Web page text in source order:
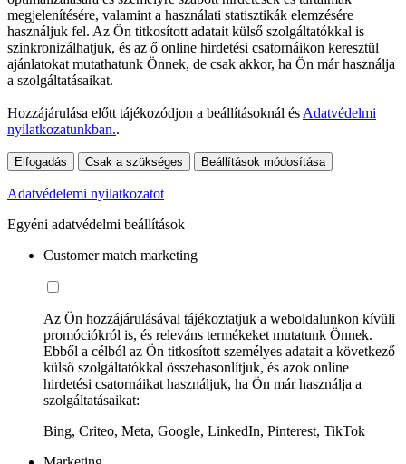
megjelenítésére, valamint a használati statisztikák elemzésére
használjuk fel. Az Ön titkosított adatait külső szolgáltatókkal is
szinkronizálhatjuk, és az ő online hirdetési csatornáikon keresztül
ajánlatokat mutathatunk Önnek, de csak akkor, ha Ön már használja
a szolgáltatásaikat.
Hozzájárulása előtt tájékozódjon a beállításoknál és Adatvédelmi
nyilatkozatunkban..
Elfogadás Csak a szükséges Beállítások módosítása
Adatvédelemi nyilatkozatot
Egyéni adatvédelmi beállítások
Customer match marketing
Az Ön hozzájárulásával tájékoztatjuk a weboldalunkon kívüli
promóciókról is, és releváns termékeket mutatunk Önnek.
Ebből a célból az Ön titkosított személyes adatait a következő
külső szolgáltatókkal összehasonlítjuk, és azok online
hirdetési csatornáikat használjuk, ha Ön már használja a
szolgáltatásaikat:
Bing, Criteo, Meta, Google, LinkedIn, Pinterest, TikTok